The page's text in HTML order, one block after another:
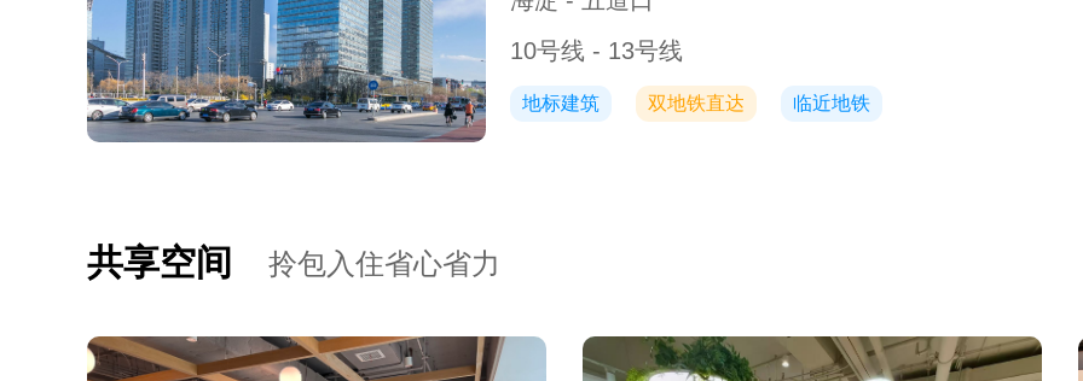
10号线 - 13号线
地标建筑 双地铁直达 临近地铁
共享空间 拎包入住省心省力